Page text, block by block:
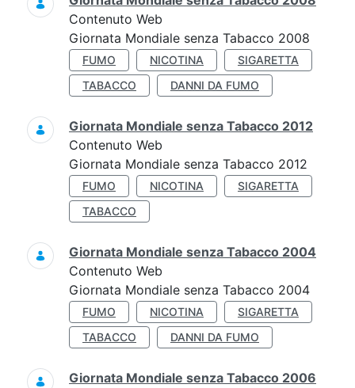
Contenuto Web
Giornata Mondiale senza Tabacco 2008
FUMO NICOTINA
SIGARETTA
TABACCO
DANNI DA FUMO
Giornata Mondiale senza Tabacco 2012
Contenuto Web
Giornata Mondiale senza Tabacco 2012
FUMO NICOTINA
SIGARETTA
TABACCO
Giornata Mondiale senza Tabacco 2004
Contenuto Web
Giornata Mondiale senza Tabacco 2004
FUMO NICOTINA
SIGARETTA
TABACCO
DANNI DA FUMO
Giornata Mondiale senza Tabacco 2006